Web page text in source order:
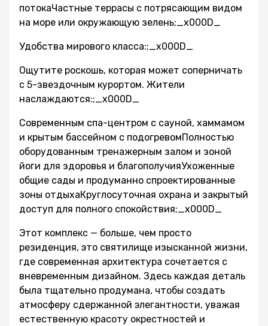
потокаЧастные террасы с потрясающим видом
на море или окружающую зелень;_x000D_
Удобства мирового класса:;_x000D_
Ощутите роскошь, которая может соперничать
с 5-звездочным курортом. Жители
наслаждаются:;_x000D_
Современным спа-центром с сауной, хаммамом
и крытым бассейном с подогревомПолностью
оборудованным тренажерным залом и зоной
йоги для здоровья и благополучияУхоженные
общие сады и продуманно спроектированные
зоны отдыхаКруглосуточная охрана и закрытый
доступ для полного спокойствия;_x000D_
Этот комплекс — больше, чем просто
резиденция, это святилище изысканной жизни,
где современная архитектура сочетается с
вневременным дизайном. Здесь каждая деталь
была тщательно продумана, чтобы создать
атмосферу сдержанной элегантности, уважая
естественную красоту окрестностей и